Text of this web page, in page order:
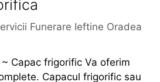
Funerare Ieftine Oradea
Capac frigorific Va oferim
Capacul frigorific sau